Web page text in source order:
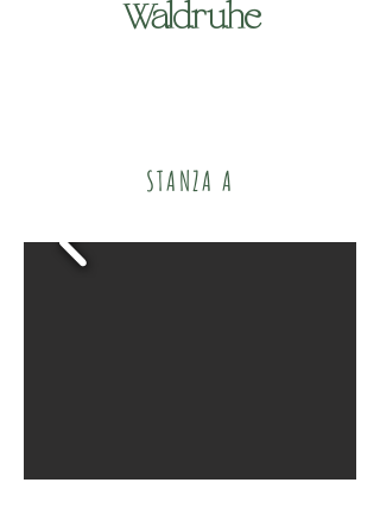
Waldruhe
STANZA A